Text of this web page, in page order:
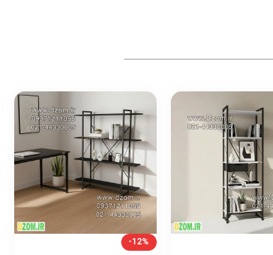
-16%